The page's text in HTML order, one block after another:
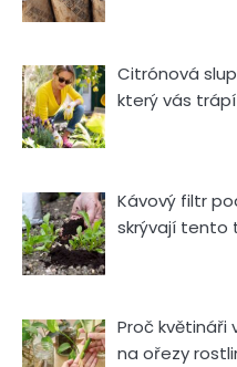
Citrónová
který vás
Kávový filtr
skrývají tento
Proč květináři
na ořezy